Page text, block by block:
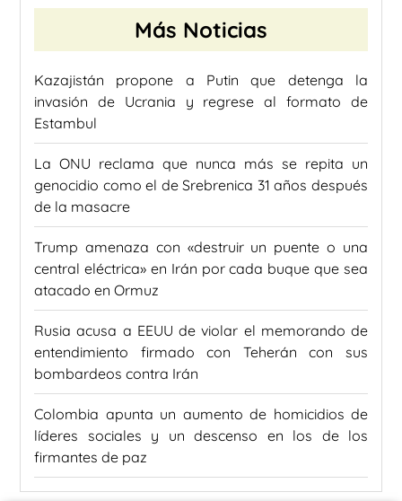
Más Noticias
Kazajistán propone a Putin que detenga la
invasión de Ucrania y regrese al formato de
Estambul
La ONU reclama que nunca más se repita un
genocidio como el de Srebrenica 31 años después
de la masacre
Trump amenaza con «destruir un puente o una
central eléctrica» en Irán por cada buque que sea
atacado en Ormuz
Rusia acusa a EEUU de violar el memorando de
entendimiento firmado con Teherán con sus
bombardeos contra Irán
Colombia apunta un aumento de homicidios de
líderes sociales y un descenso en los de los
firmantes de paz